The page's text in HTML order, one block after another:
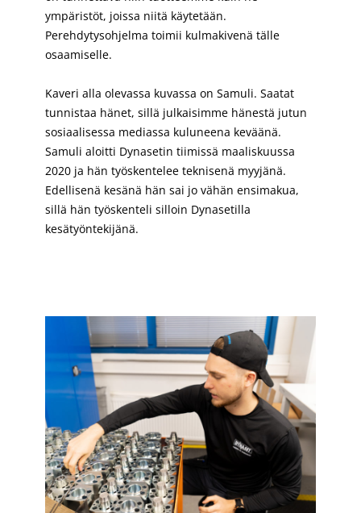
ympäristöt, joissa niitä käytetään.
Perehdytysohjelma toimii kulmakivenä tälle
osaamiselle.
Kaveri alla olevassa kuvassa on Samuli. Saatat
tunnistaa hänet, sillä julkaisimme hänestä jutun
sosiaalisessa mediassa kuluneena keväänä.
Samuli aloitti Dynasetin tiimissä maaliskuussa
2020 ja hän työskentelee teknisenä myyjänä.
Edellisenä kesänä hän sai jo vähän ensimakua,
sillä hän työskenteli silloin Dynasetilla
kesätyöntekijänä.